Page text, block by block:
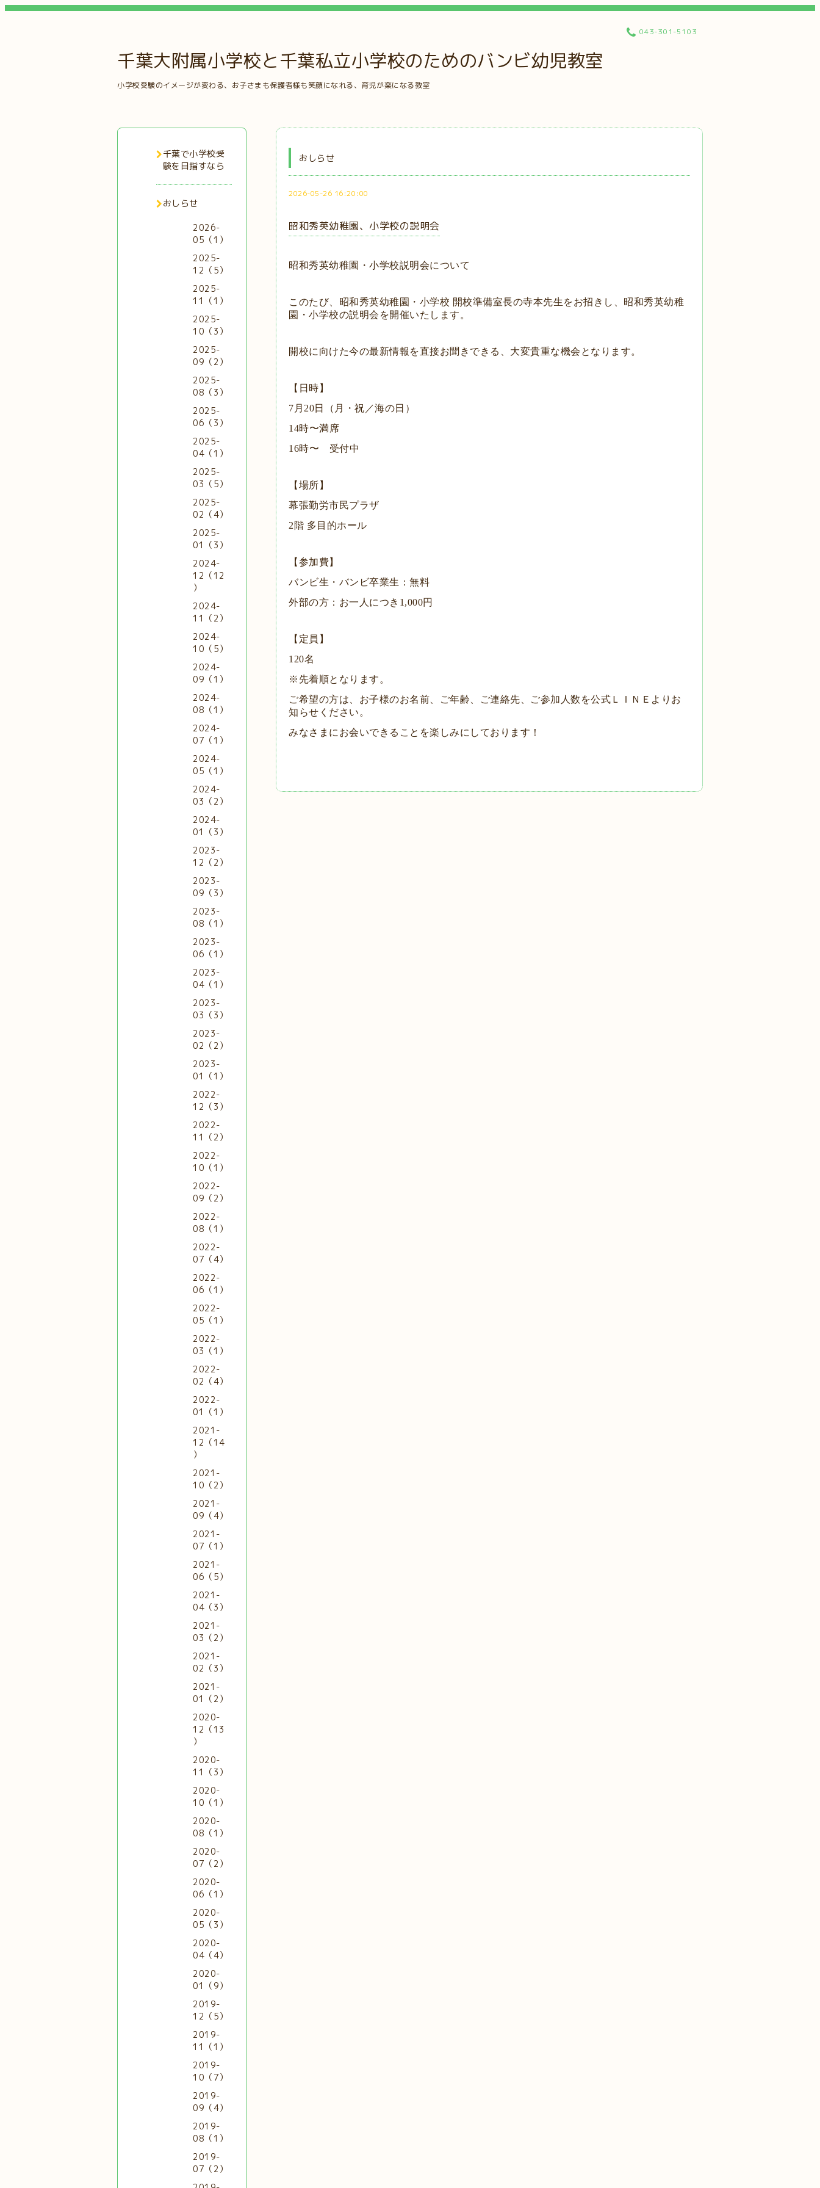
千葉大附属小学校と千葉私立小学校のためのバンビ幼児教室
小学校受験のイメージが変わる、お子さまも保護者様も笑顔になれる、育児が楽になる教室
043-301-5103
おしらせ
2026-05-26 16:20:00
昭和秀英幼稚園、小学校の説明会
昭和秀英幼稚園・小学校説明会について
このたび、昭和秀英幼稚園・小学校 開校準備室長の寺本先生をお招きし、昭和秀英幼稚
園・小学校の説明会を開催いたします。
開校に向けた今の最新情報を直接お聞きできる、大変貴重な機会となります。
【日時】
7月20日（月・祝／海の日）
14時〜満席
16時〜 受付中
【場所】
幕張勤労市民プラザ
2階 多目的ホール
【参加費】
バンビ生・バンビ卒業生：無料
外部の方：お一人につき1,000円
【定員】
120名
※先着順となります。
ご希望の方は、お子様のお名前、ご年齢、ご連絡先、ご参加人数を公式ＬＩＮＥよりお
知らせください。
みなさまにお会いできることを楽しみにしております！
千葉で小学校受
験を目指すなら
おしらせ
2026-
05（1）
2025-
12（5）
2025-
11（1）
2025-
10（3）
2025-
09（2）
2025-
08（3）
2025-
06（3）
2025-
04（1）
2025-
03（5）
2025-
02（4）
2025-
01（3）
2024-
12（12
）
2024-
11（2）
2024-
10（5）
2024-
09（1）
2024-
08（1）
2024-
07（1）
2024-
05（1）
2024-
03（2）
2024-
01（3）
2023-
12（2）
2023-
09（3）
2023-
08（1）
2023-
06（1）
2023-
04（1）
2023-
03（3）
2023-
02（2）
2023-
01（1）
2022-
12（3）
2022-
11（2）
2022-
10（1）
2022-
09（2）
2022-
08（1）
2022-
07（4）
2022-
06（1）
2022-
05（1）
2022-
03（1）
2022-
02（4）
2022-
01（1）
2021-
12（14
）
2021-
10（2）
2021-
09（4）
2021-
07（1）
2021-
06（5）
2021-
04（3）
2021-
03（2）
2021-
02（3）
2021-
01（2）
2020-
12（13
）
2020-
11（3）
2020-
10（1）
2020-
08（1）
2020-
07（2）
2020-
06（1）
2020-
05（3）
2020-
04（4）
2020-
01（9）
2019-
12（5）
2019-
11（1）
2019-
10（7）
2019-
09（4）
2019-
08（1）
2019-
07（2）